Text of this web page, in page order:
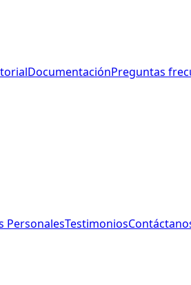
DocumentaciónPreguntas
PersonalesTestimonios